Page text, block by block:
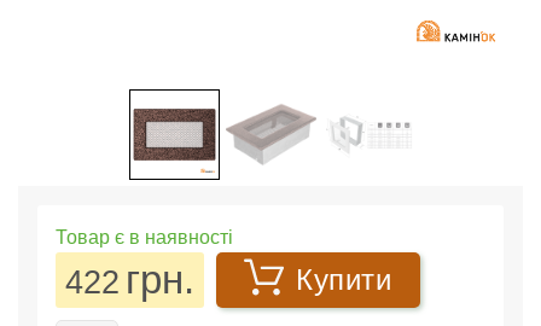
Товар є в наявності
422 грн. Купити